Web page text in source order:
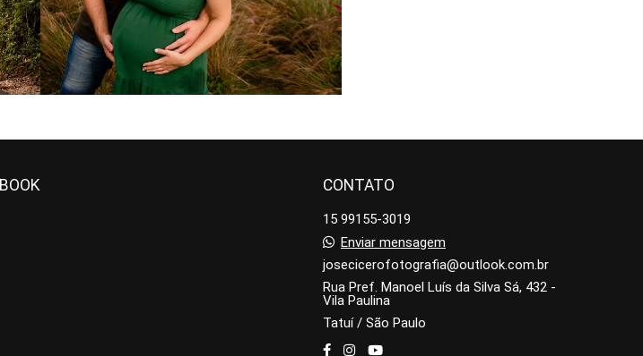
800 53
CONTATO
15 99155-3019
Enviar mensagem
josecicerofotografia@outlook.com.br
Rua Pref. Manoel Luís da Silva Sá, 432 -
Vila Paulina
Tatuí / São Paulo